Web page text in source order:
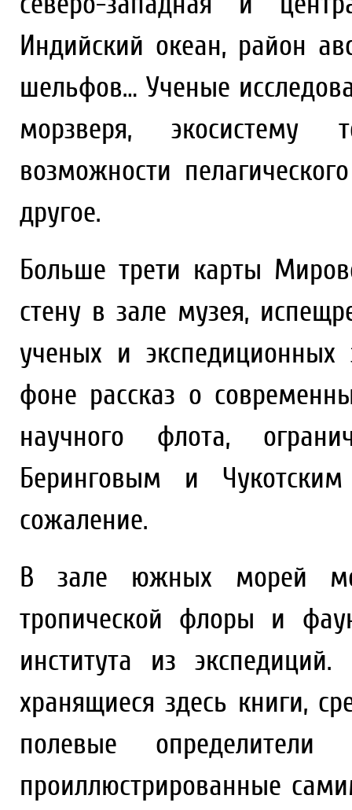
Индийский океан, район
шельфов… Ученые
морзверя, экосистему
возможности
другое.
Больше трети карты
стену в зале музея,
ученых и
фоне рассказ о
научного флота,
Беринговым и
сожаление.
В зале южных морей
тропической флоры и
института из
хранящиеся здесь книги,
полевые определители
проиллюстрированные